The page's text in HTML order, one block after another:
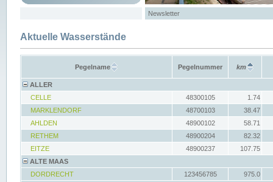
Newsletter
Aktuelle Wasserstände
Pegelname Pegelnummer km
ALLER
CELLE
48300105
1.74
MARKLENDORF
48700103
38.47
AHLDEN
48900102
58.71
RETHEM
48900204
82.32
EITZE
48900237
107.75
ALTE MAAS
DORDRECHT
123456785
975.0